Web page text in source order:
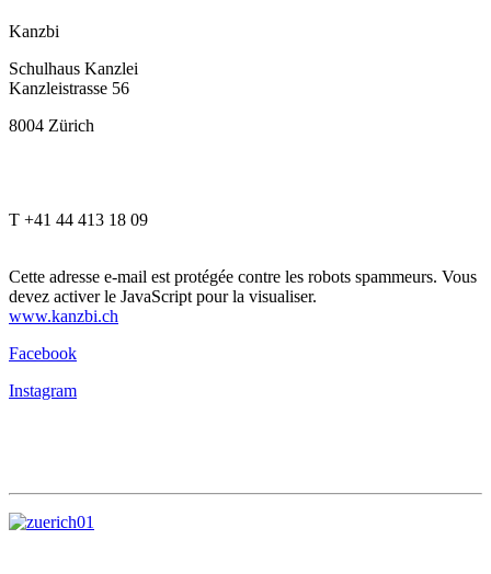
Kanzbi
Schulhaus Kanzlei
Kanzleistrasse 56
8004 Zürich
T +41 44 413 18 09
Cette adresse e-mail est protégée contre les robots spammeurs. Vous
devez activer le JavaScript pour la visualiser.
www.kanzbi.ch
Facebook
Instagram